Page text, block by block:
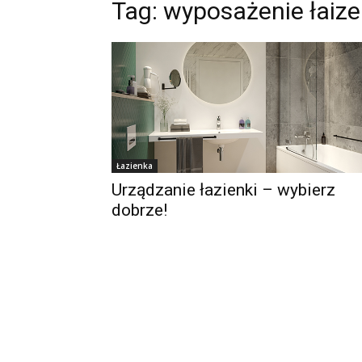
Tag: wyposażenie
Łazienka
Urządzanie łazienki – wybierz
dobrze!